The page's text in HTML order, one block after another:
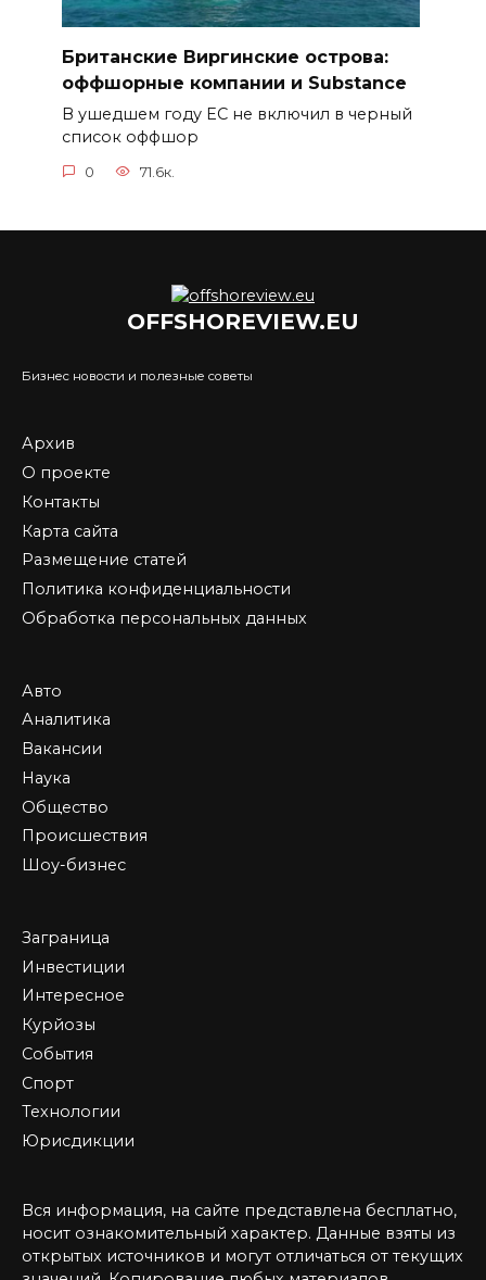
Британские Виргинские острова:
оффшорные компании и Substance
В ушедшем году ЕС не включил в черный
список оффшор
0 71.6к.
OFFSHOREVIEW.EU
Бизнес новости и полезные советы
Архив
О проекте
Контакты
Карта сайта
Размещение статей
Политика конфиденциальности
Обработка персональных данных
Авто
Аналитика
Вакансии
Наука
Общество
Происшествия
Шоу-бизнес
Заграница
Инвестиции
Интересное
Курйозы
События
Спорт
Технологии
Юрисдикции
Вся информация, на сайте представлена бесплатно,
носит ознакомительный характер. Данные взяты из
открытых источников и могут отличаться от текущих